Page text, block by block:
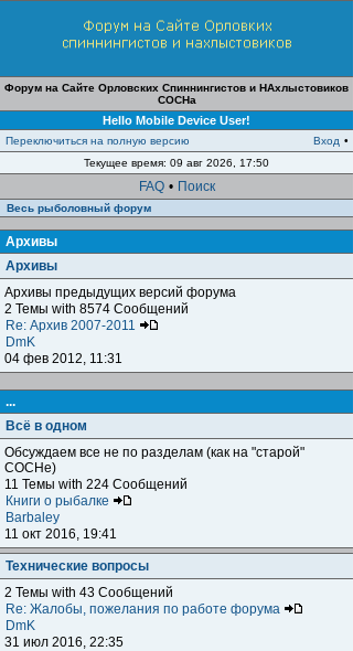
Форум на Сайте Орловских Спиннингистов и НАхлыстовиков
СОСНа
Hello Mobile Device User!
Переключиться на полную версию Вход •
Текущее время: 09 авг 2026, 17:50
FAQ • Поиск
Весь рыболовный форум
Архивы
Архивы
Архивы предыдущих версий форума
2 Темы with 8574 Сообщений
Re: Архив 2007-2011
DmK
04 фев 2012, 11:31
...
Всё в одном
Обсуждаем все не по разделам (как на "старой"
СОСНе)
11 Темы with 224 Сообщений
Книги о рыбалке
Barbaley
11 окт 2016, 19:41
Технические вопросы
2 Темы with 43 Сообщений
Re: Жалобы, пожелания по работе форума
DmK
31 июл 2016, 22:35